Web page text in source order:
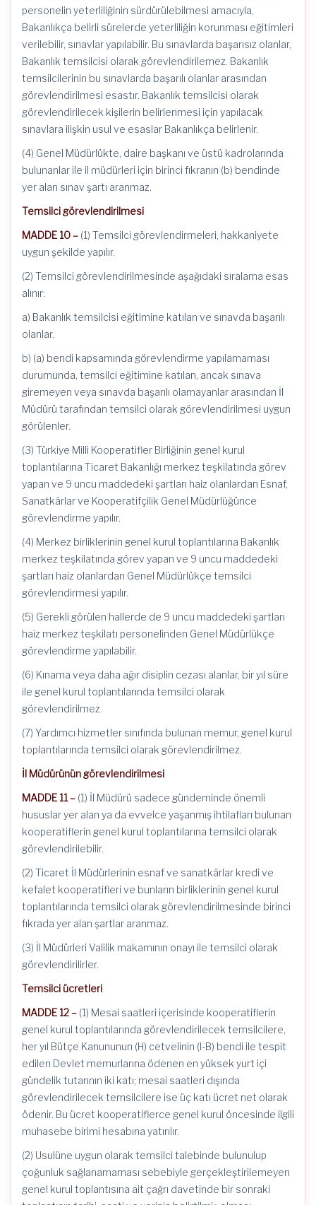
personelin yeterliliğinin sürdürülebilmesi amacıyla,
Bakanlıkça belirli sürelerde yeterliliğin korunması eğitimleri
verilebilir, sınavlar yapılabilir. Bu sınavlarda başarısız olanlar,
Bakanlık temsilcisi olarak görevlendirilemez. Bakanlık
temsilcilerinin bu sınavlarda başarılı olanlar arasından
görevlendirilmesi esastır. Bakanlık temsilcisi olarak
görevlendirilecek kişilerin belirlenmesi için yapılacak
sınavlara ilişkin usul ve esaslar Bakanlıkça belirlenir.
(4) Genel Müdürlükte, daire başkanı ve üstü kadrolarında
bulunanlar ile il müdürleri için birinci fıkranın (b) bendinde
yer alan sınav şartı aranmaz.
Temsilci görevlendirilmesi
MADDE 10 – (1) Temsilci görevlendirmeleri, hakkaniyete
uygun şekilde yapılır.
(2) Temsilci görevlendirilmesinde aşağıdaki sıralama esas
alınır:
a) Bakanlık temsilcisi eğitimine katılan ve sınavda başarılı
olanlar.
b) (a) bendi kapsamında görevlendirme yapılamaması
durumunda, temsilci eğitimine katılan, ancak sınava
giremeyen veya sınavda başarılı olamayanlar arasından İl
Müdürü tarafından temsilci olarak görevlendirilmesi uygun
görülenler.
(3) Türkiye Milli Kooperatifler Birliğinin genel kurul
toplantılarına Ticaret Bakanlığı merkez teşkilatında görev
yapan ve 9 uncu maddedeki şartları haiz olanlardan Esnaf,
Sanatkârlar ve Kooperatifçilik Genel Müdürlüğünce
görevlendirme yapılır.
(4) Merkez birliklerinin genel kurul toplantılarına Bakanlık
merkez teşkilatında görev yapan ve 9 uncu maddedeki
şartları haiz olanlardan Genel Müdürlükçe temsilci
görevlendirmesi yapılır.
(5) Gerekli görülen hallerde de 9 uncu maddedeki şartları
haiz merkez teşkilatı personelinden Genel Müdürlükçe
görevlendirme yapılabilir.
(6) Kınama veya daha ağır disiplin cezası alanlar, bir yıl süre
ile genel kurul toplantılarında temsilci olarak
görevlendirilmez.
(7) Yardımcı hizmetler sınıfında bulunan memur, genel kurul
toplantılarında temsilci olarak görevlendirilmez.
İl Müdürünün görevlendirilmesi
MADDE 11 – (1) İl Müdürü sadece gündeminde önemli
hususlar yer alan ya da evvelce yaşanmış ihtilafları bulunan
kooperatiflerin genel kurul toplantılarına temsilci olarak
görevlendirilebilir.
(2) Ticaret İl Müdürlerinin esnaf ve sanatkârlar kredi ve
kefalet kooperatifleri ve bunların birliklerinin genel kurul
toplantılarında temsilci olarak görevlendirilmesinde birinci
fıkrada yer alan şartlar aranmaz.
(3) İl Müdürleri Valilik makamının onayı ile temsilci olarak
görevlendirilirler.
Temsilci ücretleri
MADDE 12 – (1) Mesai saatleri içerisinde kooperatiflerin
genel kurul toplantılarında görevlendirilecek temsilcilere,
her yıl Bütçe Kanununun (H) cetvelinin (I-B) bendi ile tespit
edilen Devlet memurlarına ödenen en yüksek yurt içi
gündelik tutarının iki katı; mesai saatleri dışında
görevlendirilecek temsilcilere ise üç katı ücret net olarak
ödenir. Bu ücret kooperatiflerce genel kurul öncesinde ilgili
muhasebe birimi hesabına yatırılır.
(2) Usulüne uygun olarak temsilci talebinde bulunulup
çoğunluk sağlanamaması sebebiyle gerçekleştirilemeyen
genel kurul toplantısına ait çağrı davetinde bir sonraki